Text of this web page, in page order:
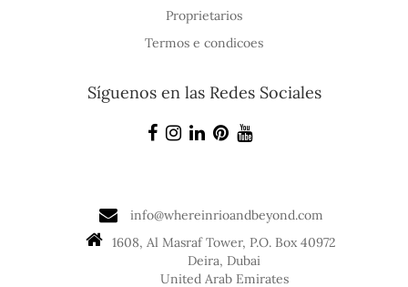
Proprietarios
Termos e condicoes
Síguenos en las Redes Sociales
info@whereinrioandbeyond.com
1608, Al Masraf Tower, P.O. Box 40972
Deira, Dubai
United Arab Emirates